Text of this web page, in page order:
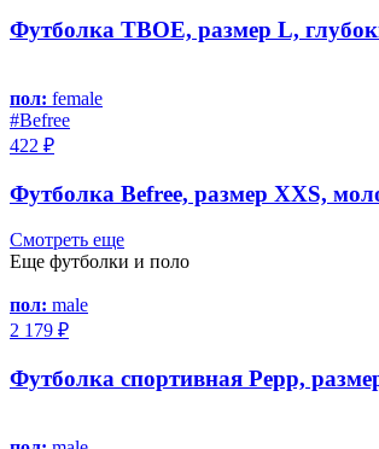
Футболка ТВОЕ, размер L,
пол: female
#Befree
422 ₽
Футболка Befree, размер XXS,
Смотреть еще
Еще футболки и поло
пол: male
2 179 ₽
Футболка спортивная Pepp,